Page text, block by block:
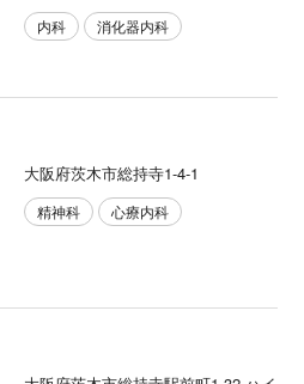
内科 消化器内科
大阪府茨木市総持寺1-4-1
精神科 心療内科